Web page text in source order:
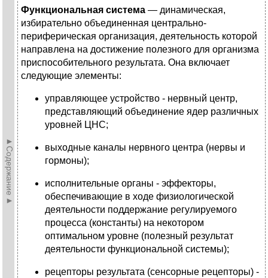
►Содержание►
Функциональная система — динамическая,
избирательно объединенная центрально-
периферическая организация, деятельность которой
направлена на достижение полезного для организма
приспособительного результата. Она включает
следующие элементы:
управляющее устройство - нервный центр,
представляющий объединение ядер различных
уровней ЦНС;
выходные каналы нервного центра (нервы и
гормоны);
исполнительные органы - эффекторы,
обеспечивающие в ходе физиологической
деятельности поддержание регулируемого
процесса (константы) на некотором
оптимальном уровне (полезный результат
деятельности функциональной системы);
рецепторы результата (сенсорные рецепторы) -